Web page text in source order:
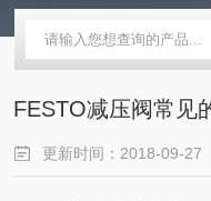
FESTO减压阀常见
更新时间：2018-09-27